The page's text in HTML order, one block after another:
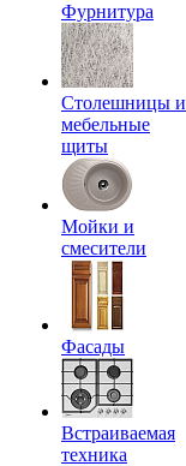
Фурнитура
Столешницы и
мебельные
щиты
Мойки и
смесители
Фасады
Встраиваемая
техника